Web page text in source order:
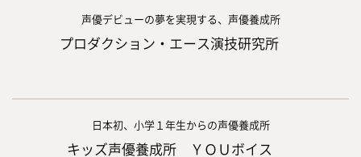
声優デビューの夢を実現する、声優養成所
プロダクション・エース演技研究所
日本初、小学１年生からの声優養成所
キッズ声優養成所 ＹＯＵボイス